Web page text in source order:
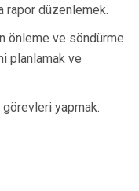
rapor düzenlemek.
önleme ve söndürme
planlamak ve
yapmak.